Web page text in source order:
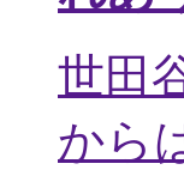
世田
から